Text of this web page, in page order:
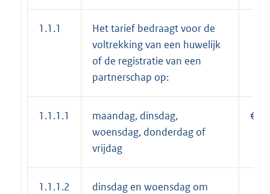
1.1.1
Het tarief bedraagt voor de
voltrekking van een huwelijk
of de registratie van een
partnerschap op:
1.1.1.1
maandag, dinsdag,
woensdag, donderdag of
vrijdag
€
1.1.1.2
dinsdag en woensdag om